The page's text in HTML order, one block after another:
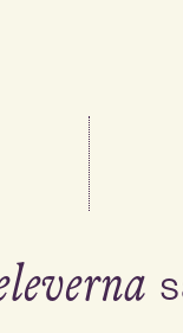
och